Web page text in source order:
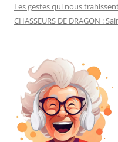
Les gestes qui nous
CHASSEURS DE DRAGON :